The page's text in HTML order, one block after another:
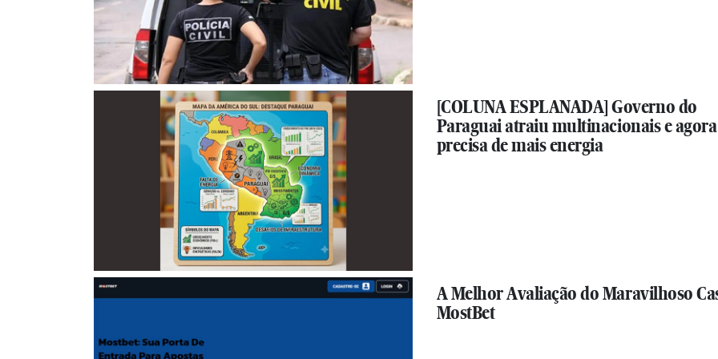
[COLUNA ESPLANADA] Governo do
Paraguai atraiu multinacionais e agora
precisa de mais energia
A Melhor Avaliação do Maravilhoso
MostBet